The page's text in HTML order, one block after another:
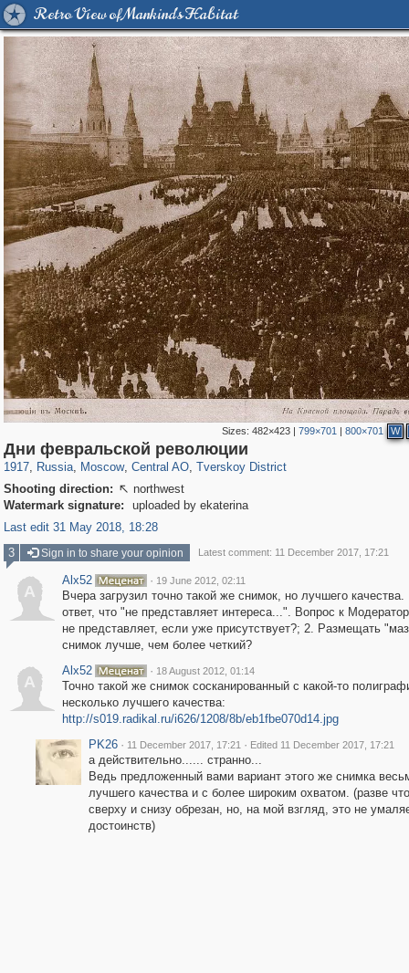
Retro View of Mankind's Habitat
Sizes: 482×423| 799×701 | 800×701 W
Дни февральской революции
1917, Russia
1,407,328 29,248
, Moscow
319,882 8,286
, Central AO
160,021 5,916
, Tverskoy District
53,055 2,283
Shooting direction:  northwest
Watermark signature:
uploaded by ekaterina
Last edit 31 May 2018, 18:28
3
Sign in to share your opinion Latest comment: 11 December 2017, 17:21
A
Alx52 · 19 June 2012, 02:11
Вчера загрузил точно такой же снимок, но лучшего
ответ, что "не представляет интереса...". Вопрос к
не представляет, если уже присутствует?; 2. Размещать
снимок лучше, чем более четкий?
A
Alx52 · 18 August 2012, 01:14
Точно такой же снимок сосканированный с какой-то
несколько лучшего качества:
http://s019.radikal.ru/i626/1208/8b/eb1fbe070d14.jpg
PK26 · 11 December 2017, 17:21 · Edited 11 December 2017, 17:21
а действительно...... странно...
Ведь предложенный вами вариант этого же снимка
лучшего качества и с более широким охватом. (разве
сверху и снизу обрезан, но, на мой взгляд, это не
достоинств)